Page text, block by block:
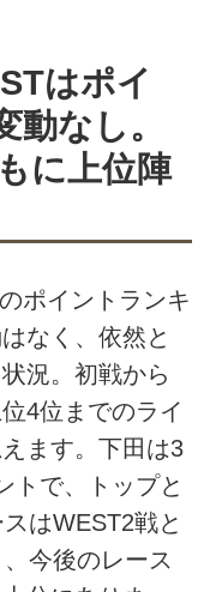
はポイ
なし。
に上位陣
ポイントランキ
なく、依然と
況。初戦から
4位までのライ
ます。下田は3
トで、トップと
はWEST2戦と
今後のレース